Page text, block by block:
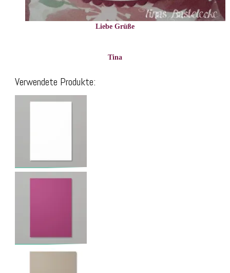
Liebe Grüße
Tina
Verwendete Produkte: